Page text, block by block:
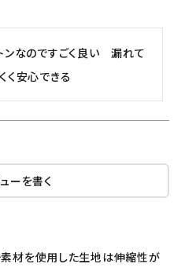
ンなのですごく良い　漏れて
く安心できる
ーを書く
素材を使用した生地は伸縮性が